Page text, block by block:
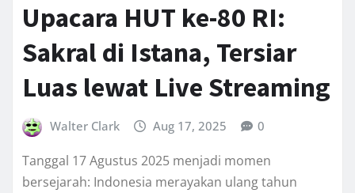
Upacara HUT ke-80 RI:
Sakral di Istana, Tersiar
Luas lewat Live Streaming
Walter Clark Aug 17, 2025 0
Tanggal 17 Agustus 2025 menjadi momen
bersejarah: Indonesia merayakan ulang tahun